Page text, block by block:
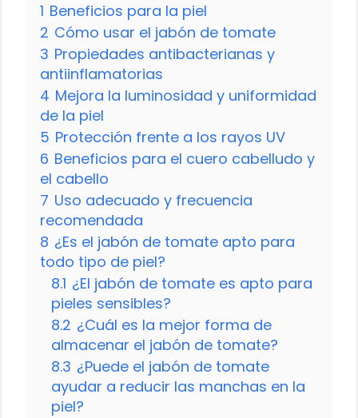
1 Beneficios para la piel
2 Cómo usar el jabón de tomate
3 Propiedades antibacterianas y
antiinflamatorias
4 Mejora la luminosidad y uniformidad
de la piel
5 Protección frente a los rayos UV
6 Beneficios para el cuero cabelludo y
el cabello
7 Uso adecuado y frecuencia
recomendada
8 ¿Es el jabón de tomate apto para
todo tipo de piel?
8.1 ¿El jabón de tomate es apto para
pieles sensibles?
8.2 ¿Cuál es la mejor forma de
almacenar el jabón de tomate?
8.3 ¿Puede el jabón de tomate
ayudar a reducir las manchas en la
piel?